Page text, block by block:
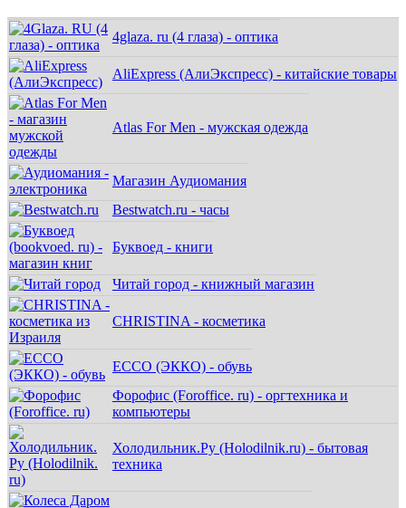
4glaza. ru (4 глаза) - оптика
AliExpress (АлиЭкспресс) - китайские товары
Atlas For Men - мужская одежда
Магазин Аудиомания
Bestwatch.ru - часы
Буквоед - книги
Читай город - книжный магазин
CHRISTINA - косметика
ECCO (ЭККО) - обувь
Форофис (Foroffice. ru) - оргтехника и
компьютеры
Холодильник.Ру (Holodilnik.ru) - бытовая
техника